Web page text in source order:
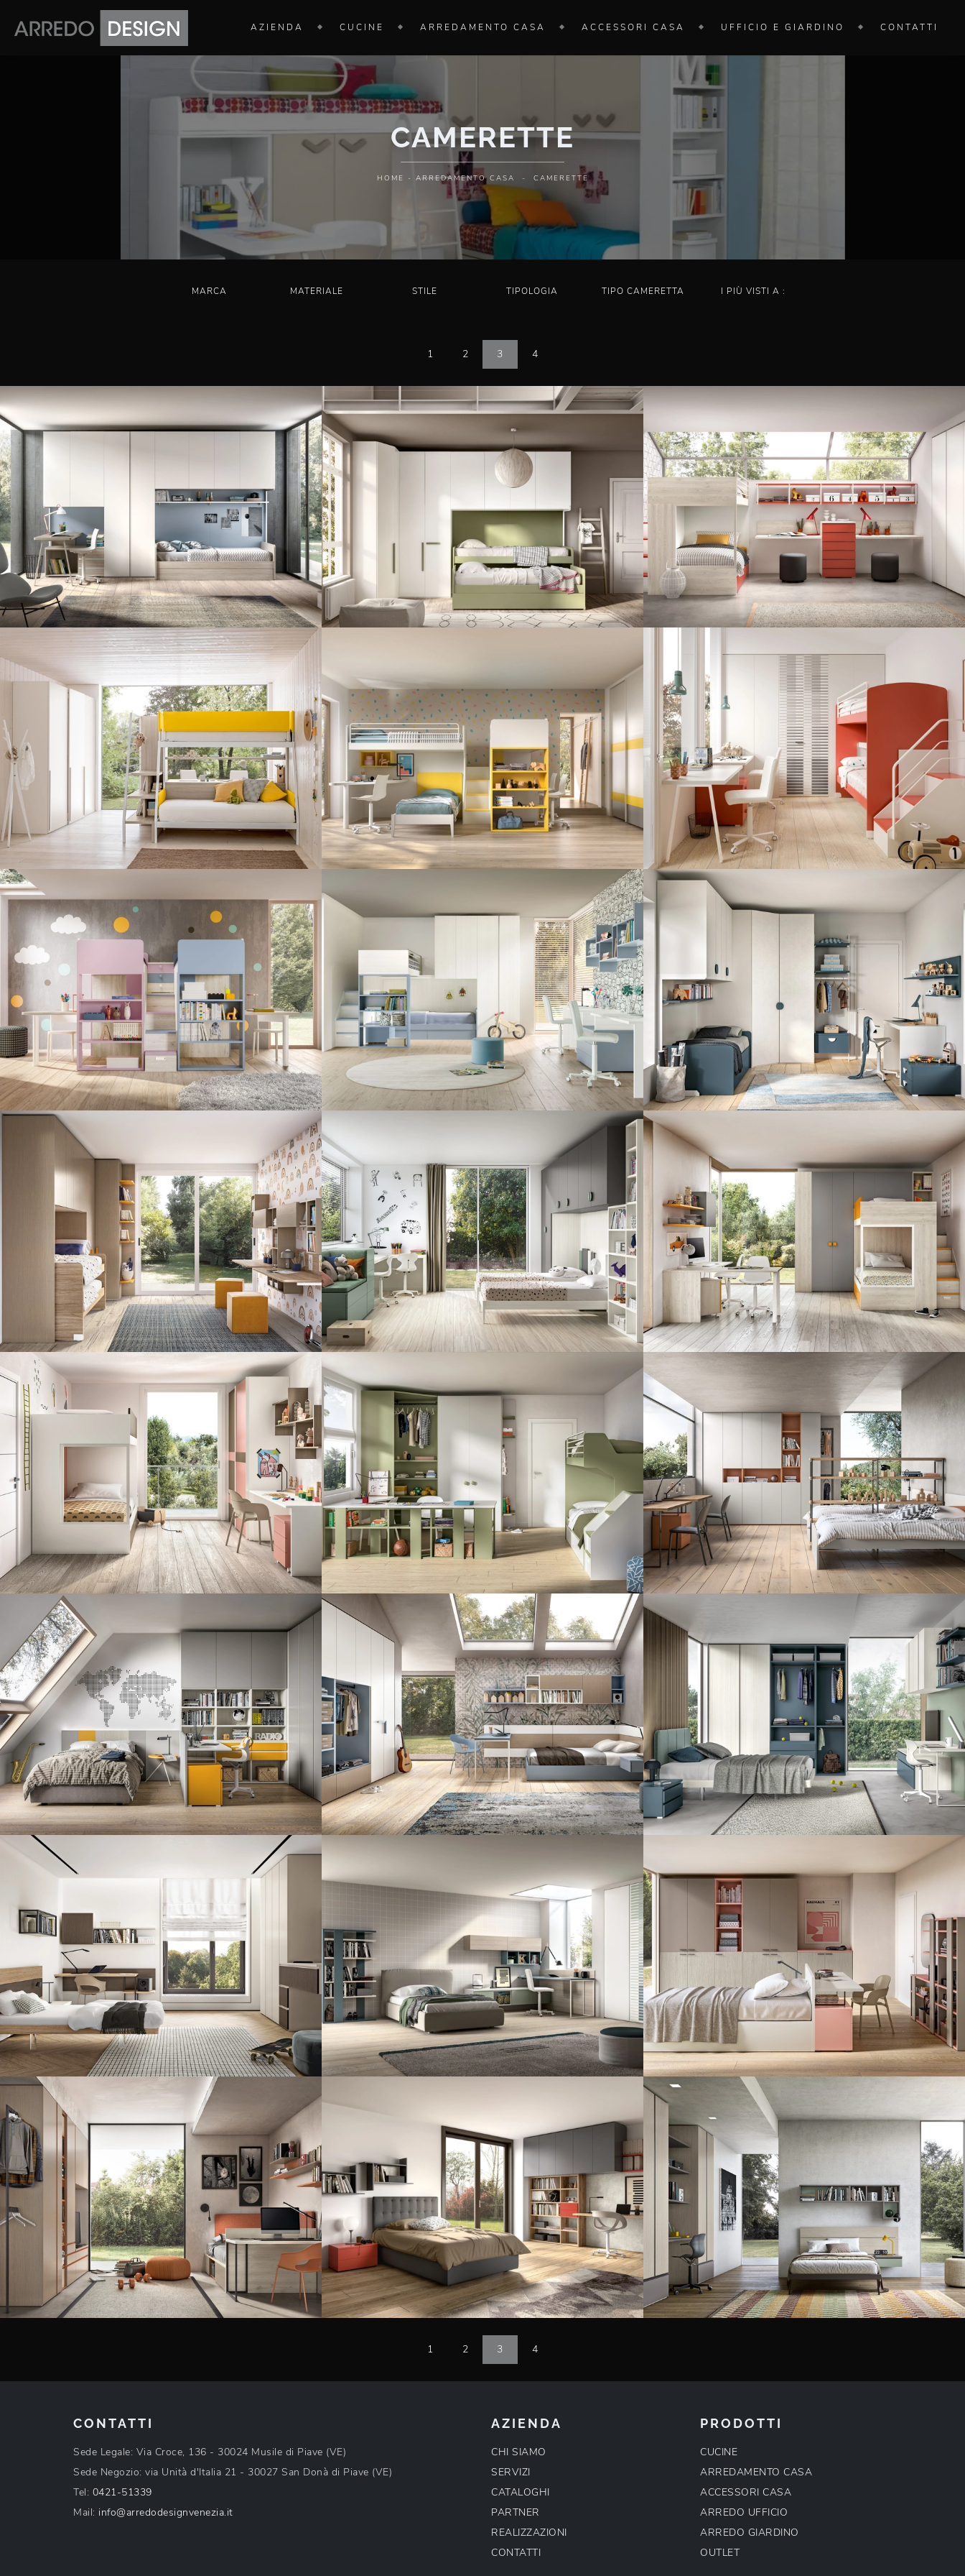
AZIENDA CUCINE ARREDAMENTO CASA ACCESSORI CASA UFFICIO E GIARDINO CONTATTI
CAMERETTE
HOME - ARREDAMENTO CASA - CAMERETTE
MARCA MATERIALE STILE TIPOLOGIA TIPO CAMERETTA I PIÙ VISTI A :
1 2 3 4
1 2 3 4
CONTATTI
Sede Legale: Via Croce, 136 - 30024 Musile di Piave (VE)
Sede Negozio: via Unità d'Italia 21 - 30027 San Donà di Piave (VE)
Tel: 0421-51339
Mail: info@arredodesignvenezia.it
AZIENDA
CHI SIAMO
SERVIZI
CATALOGHI
PARTNER
REALIZZAZIONI
CONTATTI
PRODOTTI
CUCINE
ARREDAMENTO CASA
ACCESSORI CASA
ARREDO UFFICIO
ARREDO GIARDINO
OUTLET